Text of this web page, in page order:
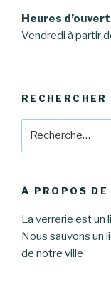
Heures
Vendredi à partir
RECHERCHER
À PROPOS DE
La verrerie est un
Nous sauvons un
de notre ville